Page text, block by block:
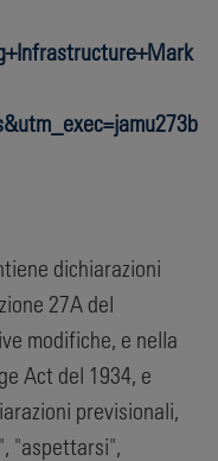
dichiarazioni
27A del
modifiche, e nella
Act del 1934, e
previsionali,
"aspettarsi",